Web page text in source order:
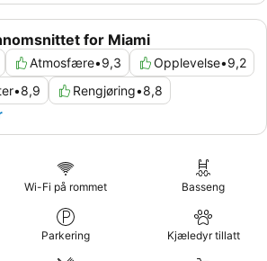
for Miami
Atmosfære•9,3 Opplevelse•9,2
•8,9 Rengjøring•8,8
Wi-Fi på rommet Basseng
Parkering Kjæledyr tillatt